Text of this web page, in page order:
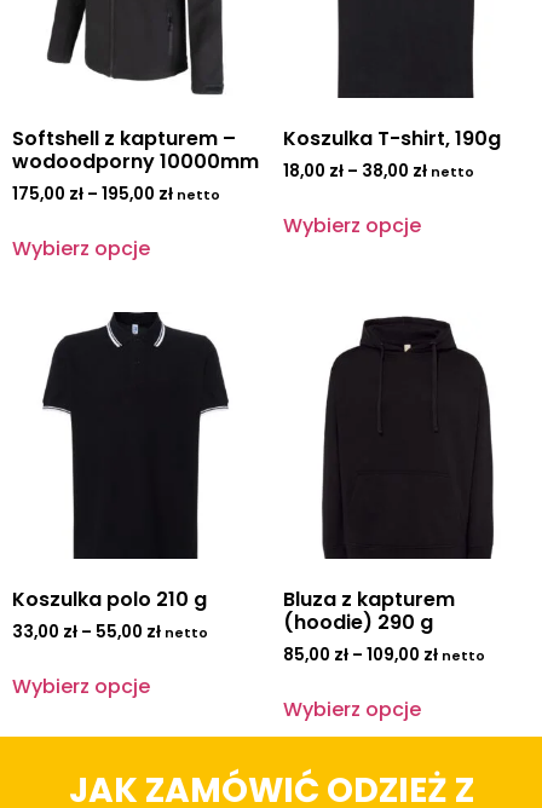
Softshell z kapturem –
wodoodporny 10000mm
175,00 zł – 195,00 zł netto
Wybierz opcje
Koszulka T-shirt, 190g
18,00 zł – 38,00 zł netto
Wybierz opcje
Koszulka polo 210 g
33,00 zł – 55,00 zł netto
Wybierz opcje
Bluza z kapturem
(hoodie) 290 g
85,00 zł – 109,00 zł netto
Wybierz opcje
JAK ZAMÓWIĆ ODZIEŻ Z